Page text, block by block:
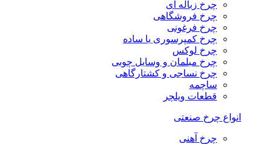
چرخ زباله ای
چرخ فروشگاهی
چرخ فرغونی
چرخ کمپرسوری یا ساده
چرخ لوکس
چرخ مبلمان و وسایل چوبی
چرخ نساجی و کشتارگاهی
ساچمه
قطعات ویلچر
انواع چرخ صنعتی
چرخ آهنی